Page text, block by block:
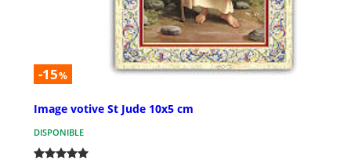
-15%
Image votive St Jude 10x5 cm
DISPONIBLE